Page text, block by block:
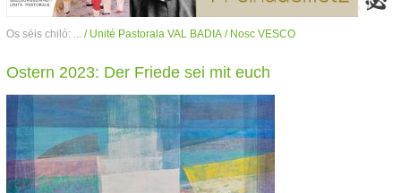
Os sëis chilò: ... / Unité Pastorala VAL BADIA / Nosc VESCO
Ostern 2023: Der Friede sei mit euch